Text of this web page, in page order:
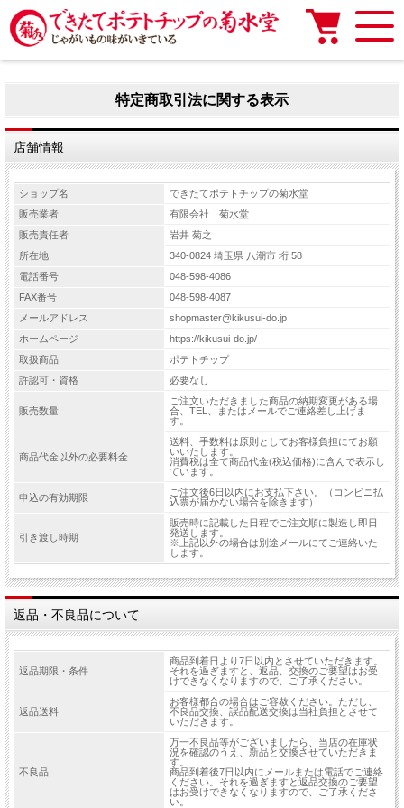
特定商取引法に関する表示
店舗情報
ショップ名
できたてポテトチップの菊水堂
販売業者
有限会社 菊水堂
販売責任者
岩井 菊之
所在地
340-0824 埼玉県 八潮市 垳 58
電話番号
048-598-4086
FAX番号
048-598-4087
メールアドレス
shopmaster@kikusui-do.jp
ホームページ
https://kikusui-do.jp/
取扱商品
ポテトチップ
許認可・資格
必要なし
販売数量
ご注文いただきました商品の納期変更がある場
合、TEL、またはメールでご連絡差し上げま
す。
商品代金以外の必要料金
送料、手数料は原則としてお客様負担にてお願
いいたします。
消費税は全て商品代金(税込価格)に含んで表示し
ています。
申込の有効期限
ご注文後6日以内にお支払下さい。（コンビニ払
込票が届かない場合を除きます）
引き渡し時期
販売時に記載した日程でご注文順に製造し即日
発送します。
※上記以外の場合は別途メールにてご連絡いた
します。
返品・不良品について
返品期限・条件
商品到着日より7日以内とさせていただきます。
それを過ぎますと、返品、交換のご要望はお受
けできなくなりますので、ご了承ください。
返品送料
お客様都合の場合はご容赦ください。ただし、
不良品交換、誤品配送交換は当社負担とさせて
いただきます。
不良品
万一不良品等がございましたら、当店の在庫状
況を確認のうえ、新品と交換させていただきま
す。
商品到着後7日以内にメールまたは電話でご連絡
ください。それを過ぎますと返品交換のご要望
はお受けできなくなりますので、ご了承くださ
い。